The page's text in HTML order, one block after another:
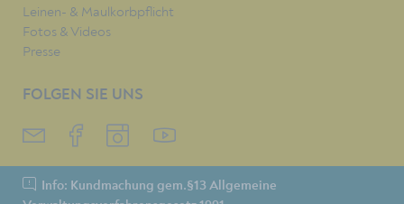
Leinen- & Maulkorbpflicht
Fotos & Videos
Presse
FOLGEN SIE UNS
Info: Kundmachung gem.§13 Allgemeine